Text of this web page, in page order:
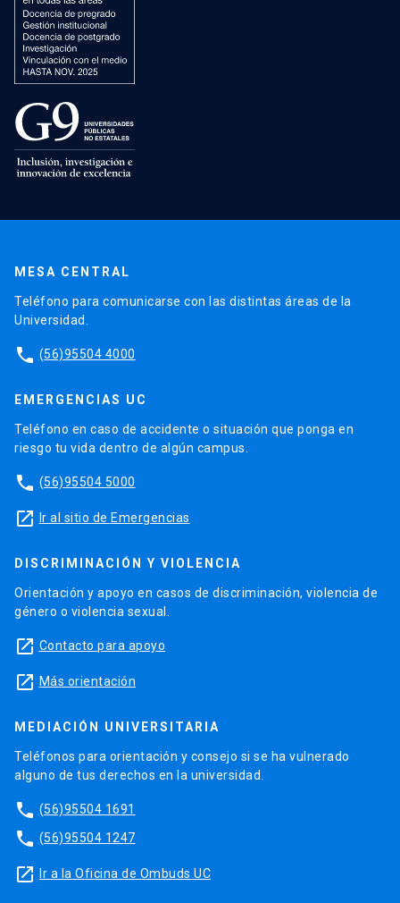
MESA CENTRAL
Teléfono para comunicarse con las distintas áreas de la
Universidad.
phone (56)95504 4000
EMERGENCIAS UC
Teléfono en caso de accidente o situación que ponga en
riesgo tu vida dentro de algún campus.
phone (56)95504 5000
launch Ir al sitio de Emergencias
DISCRIMINACIÓN Y VIOLENCIA
Orientación y apoyo en casos de discriminación, violencia de
género o violencia sexual.
launch Contacto para apoyo
launch Más orientación
MEDIACIÓN UNIVERSITARIA
Teléfonos para orientación y consejo si se ha vulnerado
alguno de tus derechos en la universidad.
phone (56)95504 1691
phone (56)95504 1247
launch Ir a la Oficina de Ombuds UC